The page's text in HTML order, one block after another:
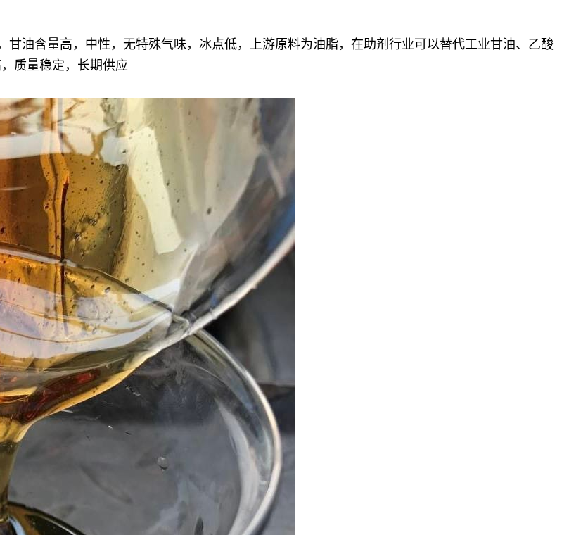
甘油含量高，中性，无特殊气味，冰点低，上游原料为油脂，在助剂行业可以替代工业甘油、乙酸
质量稳定，长期供应